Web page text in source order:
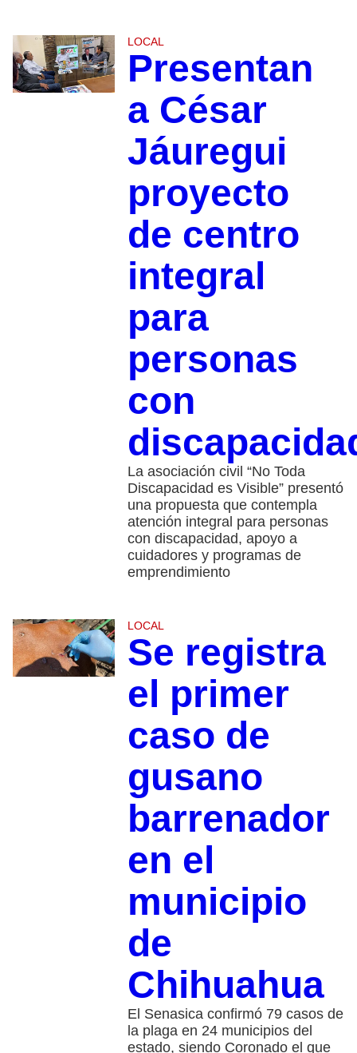
LOCAL
Presentan
a César
Jáuregui
proyecto
de centro
integral
para
personas
con
La asociación civil “No Toda
Discapacidad es Visible” presentó
una propuesta que contempla
atención integral para personas
con discapacidad, apoyo a
cuidadores y programas de
emprendimiento
LOCAL
Se registra
el primer
caso de
gusano
barrenador
en el
municipio
de
Chihuahua
El Senasica confirmó 79 casos de
la plaga en 24 municipios del
estado, siendo Coronado el que